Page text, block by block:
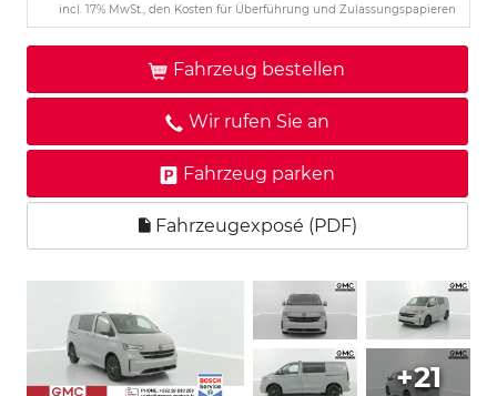
incl. 17% MwSt., den Kosten für Überführung und Zulassungspapieren
Fahrzeug bestellen
Wir rufen Sie an
Fahrzeug parken
Fahrzeugexposé (PDF)
+21